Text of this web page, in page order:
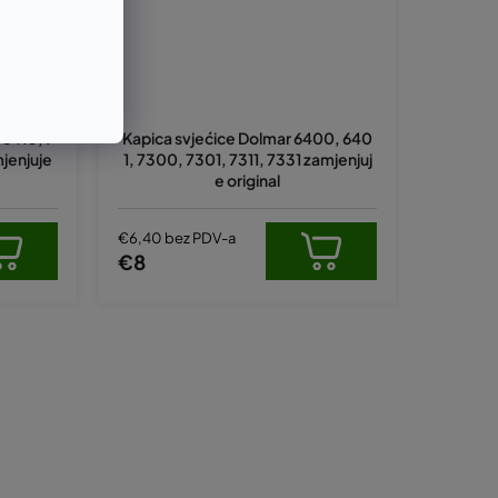
Kapica svjećice Dolmar 6400, 640
1, 7300, 7301, 7311, 7331 zamjenjuj
e original
€6,40 bez PDV-a
€8